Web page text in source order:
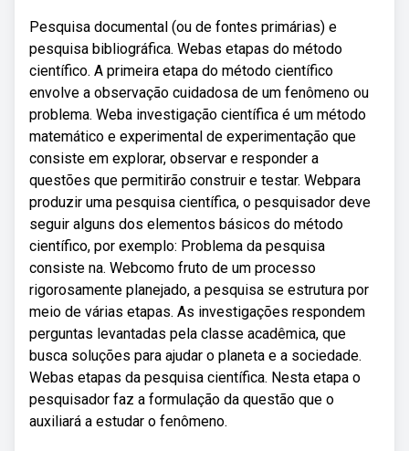
Pesquisa documental (ou de fontes primárias) e
pesquisa bibliográfica. Webas etapas do método
científico. A primeira etapa do método científico
envolve a observação cuidadosa de um fenômeno ou
problema. Weba investigação científica é um método
matemático e experimental de experimentação que
consiste em explorar, observar e responder a
questões que permitirão construir e testar. Webpara
produzir uma pesquisa científica, o pesquisador deve
seguir alguns dos elementos básicos do método
científico, por exemplo: Problema da pesquisa
consiste na. Webcomo fruto de um processo
rigorosamente planejado, a pesquisa se estrutura por
meio de várias etapas. As investigações respondem
perguntas levantadas pela classe acadêmica, que
busca soluções para ajudar o planeta e a sociedade.
Webas etapas da pesquisa científica. Nesta etapa o
pesquisador faz a formulação da questão que o
auxiliará a estudar o fenômeno.